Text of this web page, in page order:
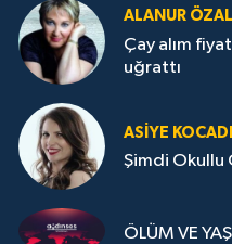
ALANUR
Çay alım
uğrattı
ASIYE
Şimdi Okullu
ÖLÜM VE